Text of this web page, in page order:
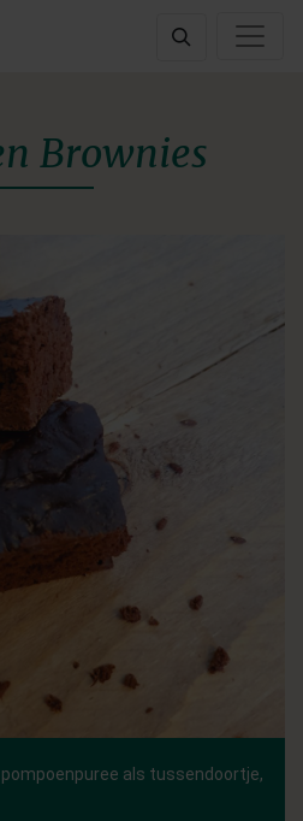
Brownies
als tussendoortje,